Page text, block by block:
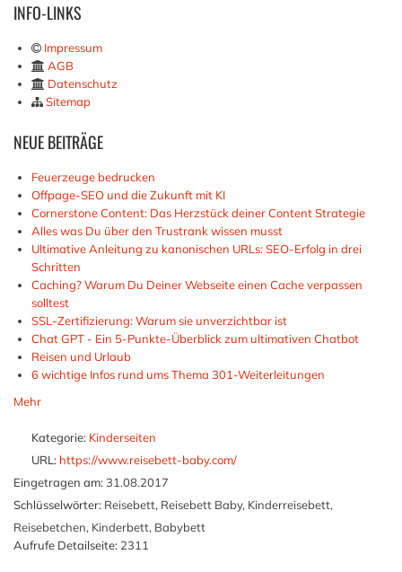
INFO-LINKS
Impressum
AGB
Datenschutz
Sitemap
NEUEBEITRÄGE
Feuerzeuge bedrucken
Offpage-SEO und die Zukunft mit KI
Cornerstone Content: Das Herzstück deiner Content Strategie
Alles was Du über den Trustrank wissen musst
Ultimative Anleitung zu kanonischen URLs: SEO-Erfolg in drei
Schritten
Caching? Warum Du Deiner Webseite einen Cache verpassen
solltest
SSL-Zertifizierung: Warum sie unverzichtbar ist
Chat GPT - Ein 5-Punkte-Überblick zum ultimativen Chatbot
Reisen und Urlaub
6 wichtige Infos rund ums Thema 301-Weiterleitungen
Mehr
Kategorie: Kinderseiten
URL: https://www.reisebett-baby.com/
Eingetragen am: 31.08.2017
Schlüsselwörter: Reisebett, Reisebett Baby, Kinderreisebett,
Reisebetchen, Kinderbett, Babybett
Aufrufe Detailseite: 2311